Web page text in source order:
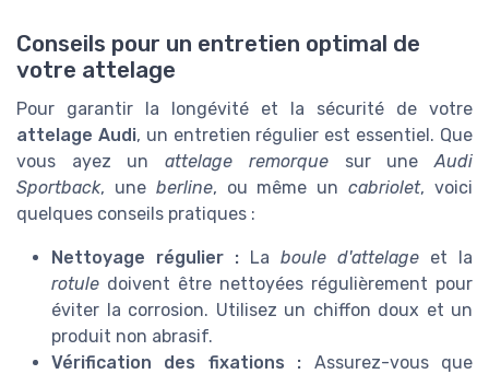
Conseils pour un entretien optimal de
votre attelage
Pour garantir la longévité et la sécurité de votre
attelage Audi, un entretien régulier est essentiel. Que
vous ayez unattelage remorquesur uneAudi
Sportback, une berline, ou même uncabriolet, voici
quelques conseils pratiques :
Nettoyage régulier : La boule d'attelage et la
rotule doivent être nettoyées régulièrement pour
éviter la corrosion. Utilisez un chiffon doux et un
produit non abrasif.
Vérification des fixations : Assurez-vous que